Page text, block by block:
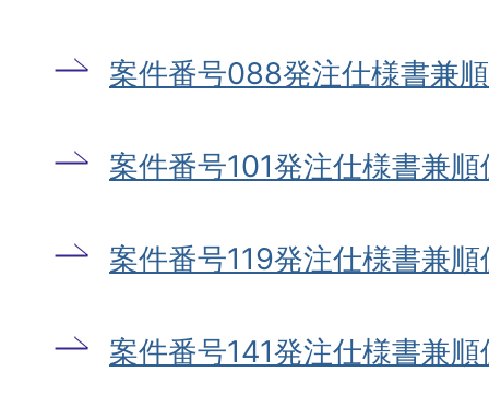
案件番号088発注仕様書兼
案件番号101発注仕様書兼
案件番号119発注仕様書兼
案件番号141発注仕様書兼